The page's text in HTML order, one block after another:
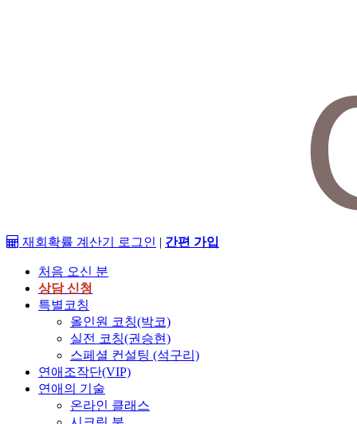
재회확률 계산기 로그인 | 간편 가입
처음 오신 분
상담 신청
특별코칭
올인원 코칭(박코)
실전 코칭(권승현)
스페셜 컨설팅 (석구리)
연애조작단(VIP)
연애의 기술
온라인 클래스